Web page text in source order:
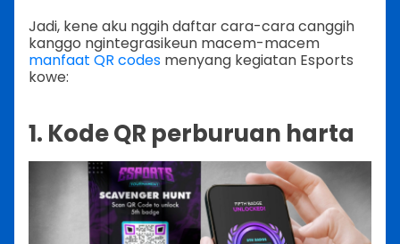
Jadi, kene aku nggih daftar cara-cara canggih
kanggo ngintegrasikeun macem-macem
manfaat QR codes menyang kegiatan Esports
kowe:
1. Kode QR perburuan harta